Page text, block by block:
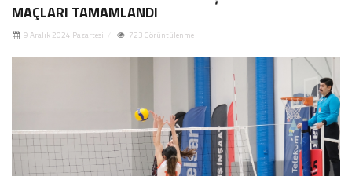
MAÇLARI TAMAMLANDI
9 Aralık 2024 Pazartesi 723 Görüntülenme